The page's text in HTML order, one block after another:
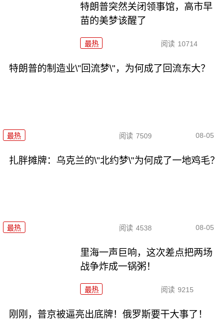
特朗普突然关闭领事馆，高市早
苗的美梦该醒了
最热 阅读 10714
特朗普的制造业\"回流梦\"，为何成了回流东大？
最热 阅读 7509 08-05
扎胖摊牌：乌克兰的\"北约梦\"为何成了一地鸡毛？
最热 阅读 4538 08-05
里海一声巨响，这次差点把两场
战争炸成一锅粥！
最热 阅读 9215
刚刚，普京被逼亮出底牌！俄罗斯要干大事了！